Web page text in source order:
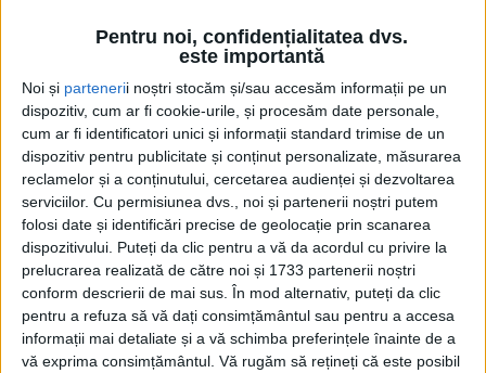
Pentru noi, confidențialitatea dvs.
este importantă
Noi și partenerii noștri stocăm și/sau accesăm informații pe un
dispozitiv, cum ar fi cookie-urile, și procesăm date personale,
cum ar fi identificatori unici și informații standard trimise de un
dispozitiv pentru publicitate și conținut personalizate, măsurarea
reclamelor și a conținutului, cercetarea audienței și dezvoltarea
serviciilor. Cu permisiunea dvs., noi și partenerii noștri putem
folosi date și identificări precise de geolocație prin scanarea
dispozitivului. Puteți da clic pentru a vă da acordul cu privire la
prelucrarea realizată de către noi și 1733 partenerii noștri
conform descrierii de mai sus. În mod alternativ, puteți da clic
pentru a refuza să vă dați consimțământul sau pentru a accesa
informații mai detaliate și a vă schimba preferințele înainte de a
vă exprima consimțământul. Vă rugăm să rețineți că este posibil
de coroane de flori la Monumentul Eroilor de la
școala din centrul comunei. Primarul Dumitru Gulei
a afirmat: „Facem două ceaune mari de 50-100 de
kilograme de fasole și vreo 20 de kilograme de cîrnați
ca să ajungă la toți. Mîncarea o prepară gospodinele
noastre. Vor fi și sarmale, prăjituri, dar și ceva
udătură”. Evenimentele vor începe la ora 10.00.
Tags: fasole cu cîrnați
Înălțarea Domnului Ipotești Ziua Eroilor